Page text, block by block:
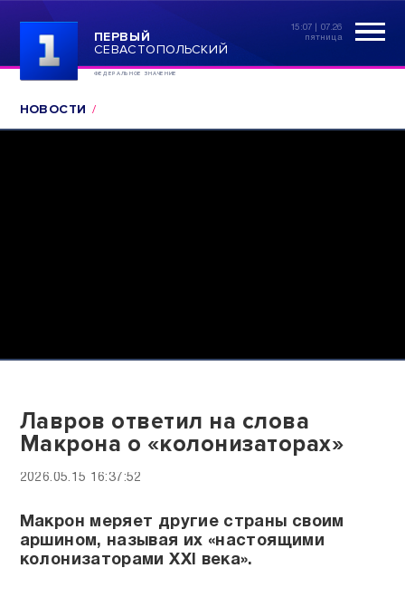
ПЕРВЫЙ
СЕВАСТОПОЛЬСКИЙ
ФЕДЕРАЛЬНОЕ ЗНАЧЕНИЕ
15:07 | 07.26
пятница
НОВОСТИ
Лавров ответил на слова
Макрона о «колонизаторах»
2026.05.15 16:37:52
Макрон меряет другие страны своим
аршином, называя их «настоящими
колонизаторами XXI века».